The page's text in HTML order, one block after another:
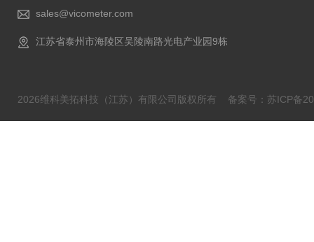
sales@vicometer.com
江苏省泰州市海陵区吴陵南路光电产业园9栋
2026维科美拓科技（江苏）有限公司版权所有 备案号：苏ICP备